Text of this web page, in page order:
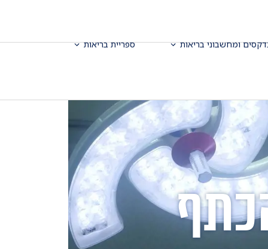
ומחשבוני בריאות ספריית בריאות